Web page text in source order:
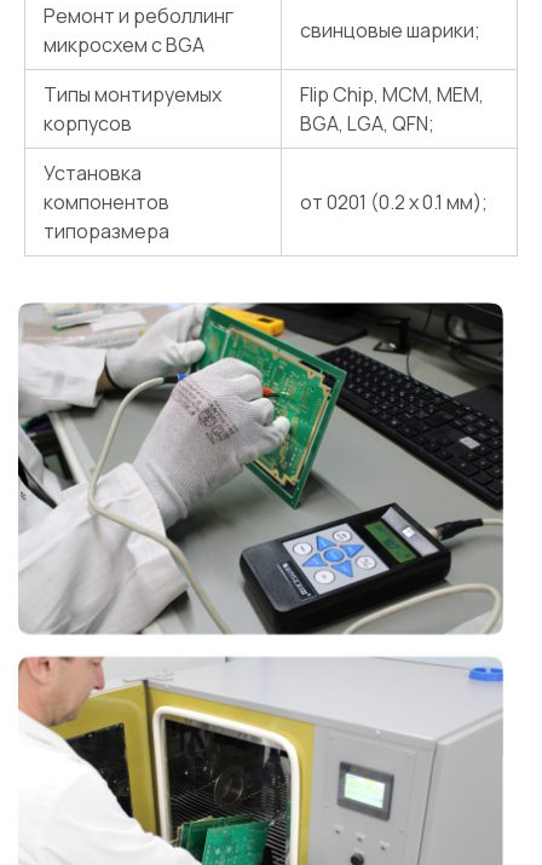
Ремонт и реболлинг
микросхем с BGA
свинцовые шарики;
Типы монтируемых
корпусов
Flip Chip, MCM, MEM,
BGA, LGA, QFN;
Установка
компонентов
типоразмера
от 0201 (0.2 х 0.1 мм);